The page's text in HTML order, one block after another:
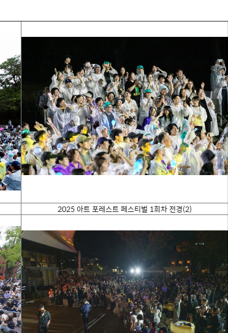
2025아트 포레스트 페스티벌 1회차 전경(2)